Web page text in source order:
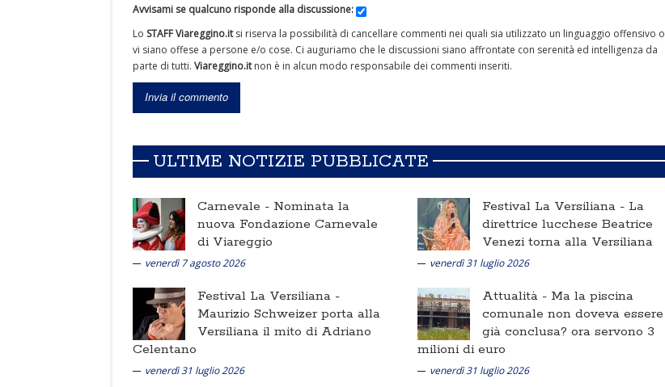
Avvisami se qualcuno risponde alla discussione:
Lo STAFF Viareggino.itsi riserva la possibilità di cancellare commenti nei quali sia utilizzato un linguaggio offensivo o
vi siano offese a persone e/o cose. Ci auguriamo che le discussioni siano affrontate con serenità ed intelligenza da
parte di tutti. Viareggino.itnon è in alcun modo responsabile dei commenti inseriti.
ULTIME NOTIZIE PUBBLICATE
Carnevale - Nominata la
nuova Fondazione Carnevale
di Viareggio
venerdì 7 agosto 2026
Festival La Versiliana - La
direttrice lucchese Beatrice
Venezi torna alla Versiliana
venerdì 31 luglio 2026
Festival La Versiliana -
Maurizio Schweizer porta alla
Versiliana il mito di Adriano
Celentano
venerdì 31 luglio 2026
Attualità - Ma la piscina
comunale non doveva essere
già conclusa? ora servono 3
milioni di euro
venerdì 31 luglio 2026